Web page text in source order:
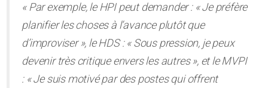
« Par exemple, le HPI peut demander : « Je préfère
planifier les choses à l’avance plutôt que
d’improviser », le HDS : « Sous pression, je peux
devenir très critique envers les autres », et le MVPI
: « Je suis motivé par des postes qui offrent